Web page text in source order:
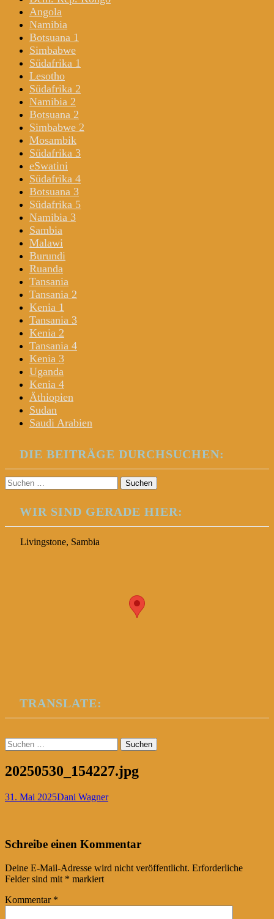
Angola
Namibia
Botsuana 1
Simbabwe
Südafrika 1
Lesotho
Südafrika 2
Namibia 2
Botsuana 2
Simbabwe 2
Mosambik
Südafrika 3
eSwatini
Südafrika 4
Botsuana 3
Südafrika 5
Namibia 3
Sambia
Malawi
Burundi
Ruanda
Tansania
Tansania 2
Kenia 1
Tansania 3
Kenia 2
Tansania 4
Kenia 3
Uganda
Kenia 4
Äthiopien
Sudan
Saudi Arabien
DIE BEITRÄGE DURCHSUCHEN:
Suchen
nach:
WIR SIND GERADE HIER:
Livingstone, Sambia
TRANSLATE:
Suchen
nach:
20250530_154227.jpg
31. Mai 2025Dani Wagner
Post
navigation
←
Schreibe einen Kommentar
Deine E-Mail-Adresse wird nicht veröffentlicht. Erforderliche
Felder sind mit * markiert
Kommentar *